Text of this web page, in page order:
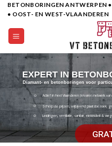
Skip
content
BETONBORINGEN ANTWERPEN
• OOST- EN WEST-VLAANDEREN
EXPERT IN
Diamant- en betonboringen voor
Actief in heel Vlaanderen (ervaren netwerk
Scherpste prijzen, vrijbijvend plaatsbezoek,
Leidingen, ventilatie, sanitair, elektriciteit &